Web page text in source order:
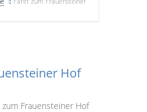
Hof
Frauensteiner Hof